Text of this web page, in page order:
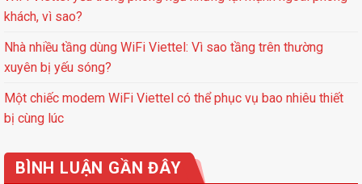
khách, vì sao?
Nhà nhiều tầng dùng WiFi Viettel: Vì sao tầng trên thường
xuyên bị yếu sóng?
Một chiếc modem WiFi Viettel có thể phục vụ bao nhiêu thiết
bị cùng lúc
BÌNH LUẬN GẦN ĐÂY